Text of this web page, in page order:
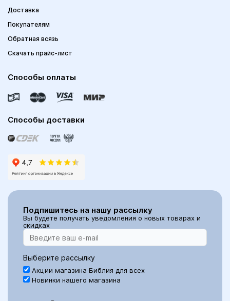
Доставка
Покупателям
Обратная всязь
Скачать прайс-лист
Способы оплаты
Способы доставки
Подпишитесь на нашу рассылку
Вы будете получать уведомления о новых товарах и
скидках
Выберите рассылку
Акции магазина Библия для всех
Новинки нашего магазина